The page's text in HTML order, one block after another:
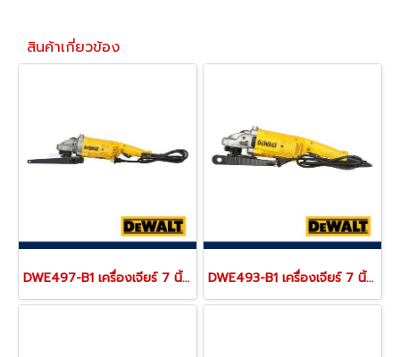
สินค้าเกี่ยวข้อง
DWE497-B1 เครื่องเจียร์ 7 นิ้ว / 180 มม. สวิตช์ไกปืน กำลังไฟ 2600W ความเร็วรอบ 8500RPM "DEWALT" ดีวอลท์ DWE493-B1 เครื่องเจียร์ 7 นิ้ว / 180 มม. สวิตช์ไกปืน กำลังไฟ 2200W ความเร็วรอบ 8500RPM "DEWALT" ดีวอลท์